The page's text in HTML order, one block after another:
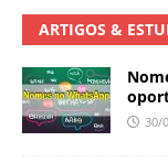
ARTIGOS &
30/